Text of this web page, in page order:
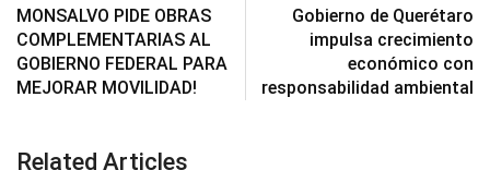
MONSALVO PIDE OBRAS
COMPLEMENTARIAS AL
GOBIERNO FEDERAL PARA
MEJORAR MOVILIDAD!
Gobierno de Querétaro
impulsa crecimiento
económico con
responsabilidad ambiental
Related Articles